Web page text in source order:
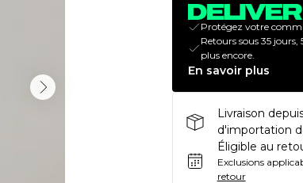
Protégez votre
Retours sous 35
plus encore.
En savoir plus
Livraison
d'importation
Éligible au
Exclusions
retour